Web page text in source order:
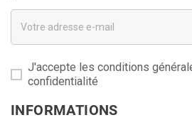
J'accepte les conditions
confidentialité
INFORMATIONS